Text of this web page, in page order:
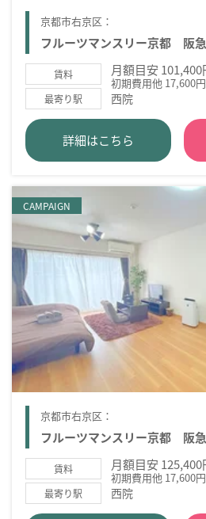
京都市右京区：
フルーツマンスリー京都 阪
賃料 月額目安 101,400
初期費用他 17,600
最寄り駅 西院
詳細はこちら
CAMPAIGN
京都市右京区：
フルーツマンスリー京都 阪
賃料 月額目安 125,400
初期費用他 17,600
最寄り駅 西院